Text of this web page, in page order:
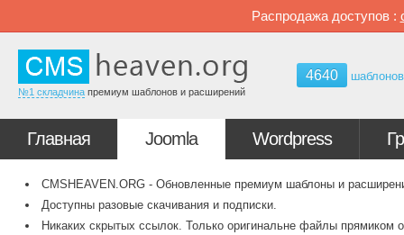
Распродажа доступов :
№1 складчина премиум шаблонов и расширений
4640 шаблонов
Главная Joomla Wordpress
CMSHEAVEN.ORG - Обновленные премиум шаблоны и
Доступны разовые скачивания и подписки.
Никаких скрытых ссылок. Только оригинальне файлы прямиком